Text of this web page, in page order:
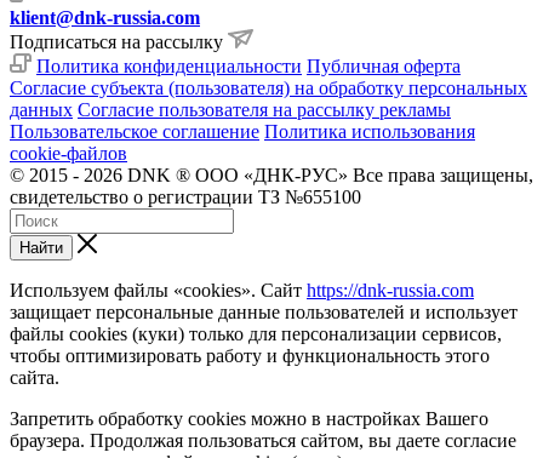
klient@dnk-russia.com
Подписаться на рассылку
Политика конфиденциальности Публичная оферта
Согласие субъекта (пользователя) на обработку персональных
данных Согласие пользователя на рассылку рекламы
Пользовательское соглашение Политика использования
cookie-файлов
© 2015 - 2026 DNK ® ООО «ДНК-РУС» Все права защищены,
свидетельство о регистрации ТЗ №655100
Найти
Используем файлы «cookies». Сайт https://dnk-russia.com
защищает персональные данные пользователей и использует
файлы cookies (куки) только для персонализации сервисов,
чтобы оптимизировать работу и функциональность этого
сайта.
Запретить обработку cookies можно в настройках Вашего
браузера. Продолжая пользоваться сайтом, вы даете согласие